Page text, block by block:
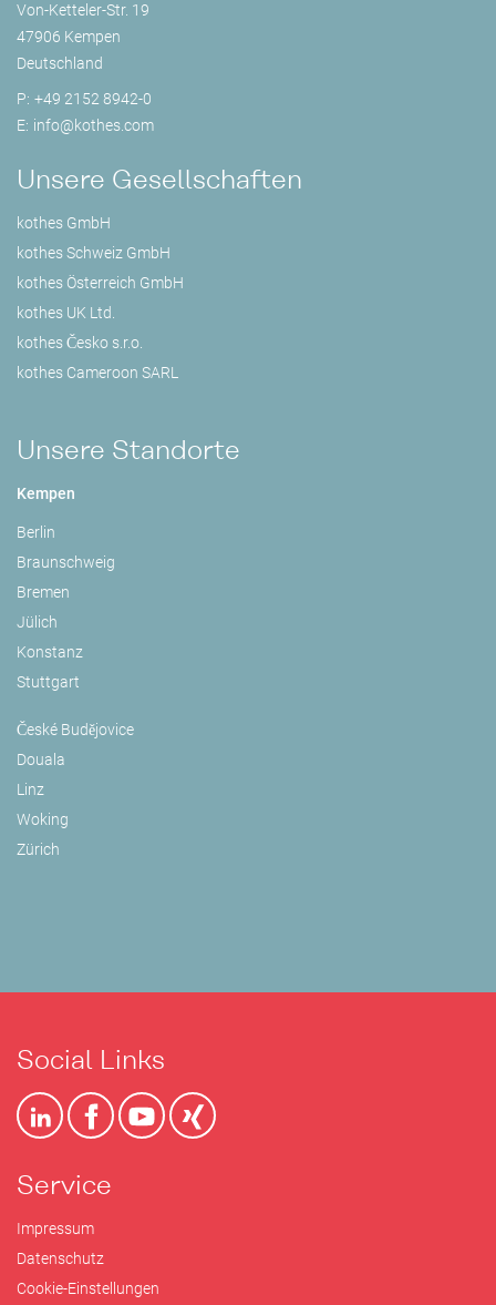
Von-Ketteler-Str. 19
47906 Kempen
Deutschland
P: +49 2152 8942-0
E: info@kothes.com
Unsere Gesellschaften
kothes GmbH
kothes Schweiz GmbH
kothes Österreich GmbH
kothes UK Ltd.
kothes Česko s.r.o.
kothes Cameroon SARL
Unsere Standorte
Kempen
Berlin
Braunschweig
Bremen
Jülich
Konstanz
Stuttgart
České Budějovice
Douala
Linz
Woking
Zürich
Social Links
Service
Impressum
Datenschutz
Cookie-Einstellungen